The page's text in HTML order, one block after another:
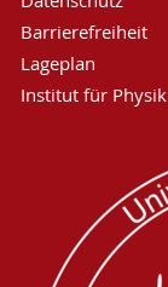
Barrierefreiheit
Lageplan
Institut für Physik